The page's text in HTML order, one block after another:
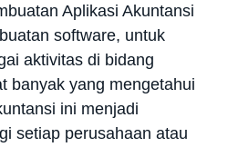
Aplikasi Akuntansi
software, untuk
aktivitas di bidang
banyak yang mengetahui
ini menjadi
setiap perusahaan atau